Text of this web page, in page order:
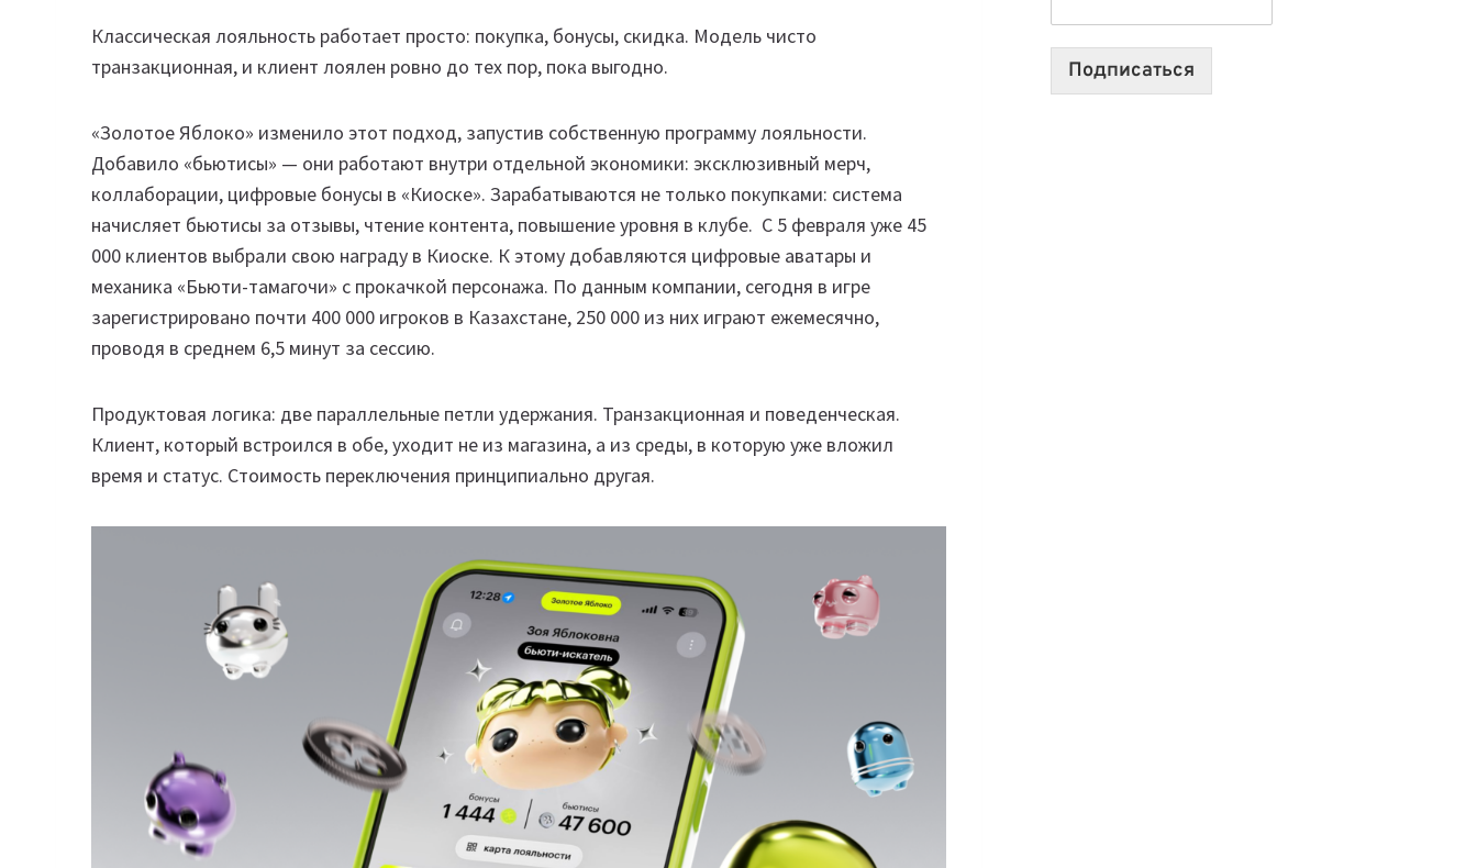
Классическая лояльность работает просто: покупка, бонусы, скидка. Модель чисто
транзакционная, и клиент лоялен ровно до тех пор, пока выгодно.
«Золотое Яблоко» изменило этот подход, запустив собственную программу лояльности.
Добавило «бьютисы» — они работают внутри отдельной экономики: эксклюзивный мерч,
коллаборации, цифровые бонусы в «Киоске». Зарабатываются не только покупками: система
начисляет бьютисы за отзывы, чтение контента, повышение уровня в клубе. С 5 февраля уже 45
000 клиентов выбрали свою награду в Киоске. К этому добавляются цифровые аватары и
механика «Бьюти-тамагочи» с прокачкой персонажа. По данным компании, сегодня в игре
зарегистрировано почти 400 000 игроков в Казахстане, 250 000 из них играют ежемесячно,
проводя в среднем 6,5 минут за сессию.
Продуктовая логика: две параллельные петли удержания. Транзакционная и поведенческая.
Клиент, который встроился в обе, уходит не из магазина, а из среды, в которую уже вложил
время и статус. Стоимость переключения принципиально другая.
2026:
10
Подписаться